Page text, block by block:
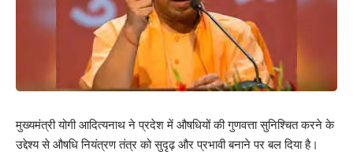
मुख्यमंत्री योगी आदित्यनाथ ने प्रदेश में औषधियों की गुणवत्ता सुनिश्चित करने के
उद्देश्य से औषधि नियंत्रण तंत्र को सुदृढ़ और प्रभावी बनाने पर बल दिया है।